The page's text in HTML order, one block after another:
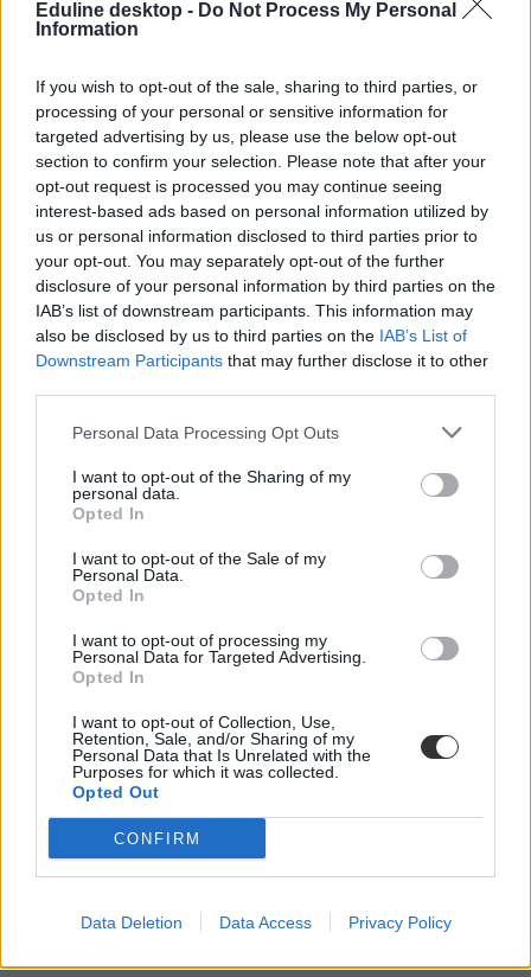
Eduline desktop - Do Not Process My Personal
Information
If you wish to opt-out of the sale, sharing to third parties, or
processing of your personal or sensitive information for
targeted advertising by us, please use the below opt-out
section to confirm your selection. Please note that after your
opt-out request is processed you may continue seeing
interest-based ads based on personal information utilized by
us or personal information disclosed to third parties prior to
your opt-out. You may separately opt-out of the further
disclosure of your personal information by third parties on the
IAB’s list of downstream participants. This information may
also be disclosed by us to third parties on the IAB’s List of
Downstream Participants that may further disclose it to other
Personal Data Processing Opt Outs
I want to opt-out of the Sharing of my
personal data.
Opted In
I want to opt-out of the Sale of my
Personal Data.
Opted In
I want to opt-out of processing my
Personal Data for Targeted Advertising.
Opted In
I want to opt-out of Collection, Use,
Retention, Sale, and/or Sharing of my
Personal Data that Is Unrelated with the
Purposes for which it was collected.
Opted Out
CONFIRM
Data Deletion Data Access Privacy Policy
Magyarország legjobb orvosi egyeteme
A tavalyi 290. helyezését idén a 133. helyre javította a Debreceni
Egyetem.
Székács Linda
Hét hírei: magyar diákot vettek fel a Yale
kedvezményeket kaphattok diákként a nyári szünet
Nemsokára kezdődik a nyári szünet, mutatjuk milyen olcsó vagy
ingyenes napközis táborokat szerveznek a gyerekeknek. Itt van
minden, amit az új felvételi pontszámításról tudnotok kell -
összegyűjtöttük a hét legfontosabb történéseit.
Gál Luca